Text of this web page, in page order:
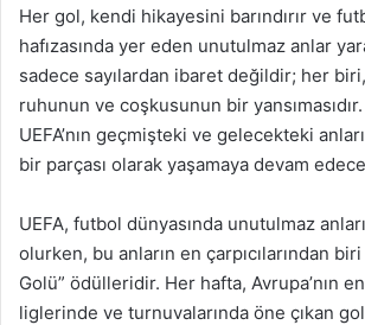
Her gol, kendi hikayesini barındırır ve
hafızasında yer eden unutulmaz anlar
sadece sayılardan ibaret değildir; her
ruhunun ve coşkusunun bir
UEFA’nın geçmişteki ve gelecekteki
bir parçası olarak yaşamaya devam
UEFA, futbol dünyasında unutulmaz
olurken, bu anların en çarpıcılarından biri
Golü” ödülleridir. Her hafta, Avrupa’nın
liglerinde ve turnuvalarında öne çıkan